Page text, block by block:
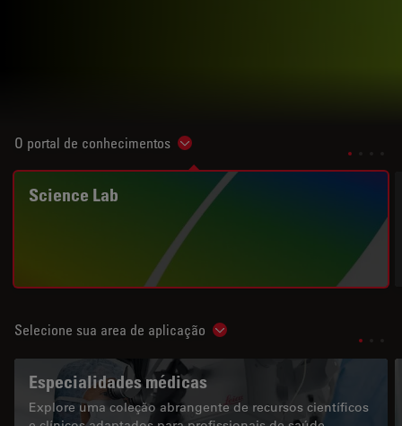
O portal de conhecimentos Show subnavigation
Science Lab
Selecione sua area de aplicação Show subnavigation
Especialidades médicas
Explore uma coleção abrangente de recursos científicos